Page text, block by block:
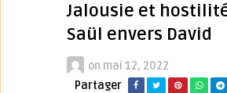
Jalousie et
Saül envers David
on mai 12, 2022
Partager